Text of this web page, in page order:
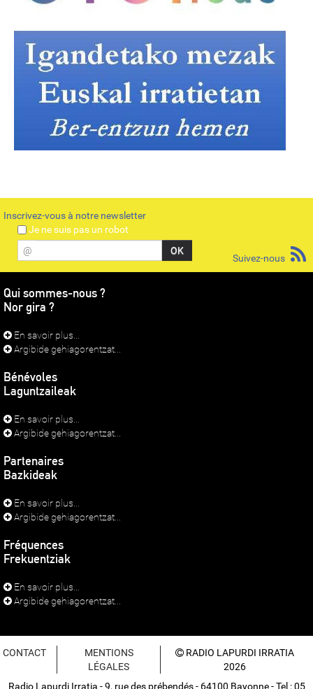
Inscrivez-vous à notre newsletter
Je ne suis pas un robot
@
Suivez-nous
Qui sommes-nous ?
Nor gira ?
En savoir plus...
Argibide gehiagorentzat...
Bénévoles
Laguntzaileak
En savoir plus...
Argibide gehiagorentzat...
Partenaires
Bazkideak
En savoir plus...
Argibide gehiagorentzat...
Fréquences
Frekuentziak
En savoir plus...
Argibide gehiagorentzat...
CONTACT
MENTIONS
LÉGALES
RADIO LAPURDI IRRATIA
2026
Radio Lapurdi Irratia - 9, rue des prébendés - 64100 Bayonne - Tel : 05